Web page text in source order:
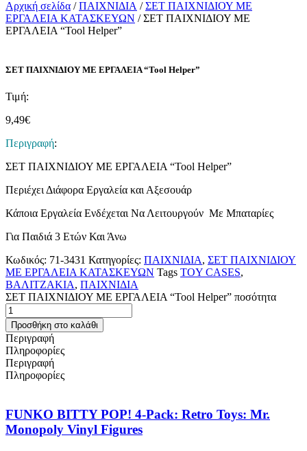
Αρχική σελίδα /ΠΑΙΧΝΙΔΙΑ /ΣΕΤ ΠΑΙΧΝΙΔΙΟΥ ΜΕ
ΕΡΓΑΛΕΙΑ ΚΑΤΑΣΚΕΥΩΝ / ΣΕΤ ΠΑΙΧΝΙΔΙΟΥ ΜΕ
ΕΡΓΑΛΕΙΑ “Tool Helper”
ΣΕΤ ΠΑΙΧΝΙΔΙΟΥ ΜΕ ΕΡΓΑΛΕΙΑ “Tool Helper”
Τιμή:
9,49€
Περιγραφή:
ΣΕΤ ΠΑΙΧΝΙΔΙΟΥ ΜΕ ΕΡΓΑΛΕΙΑ “Tool Helper”
Περιέχει Διάφορα Εργαλεία και Αξεσουάρ
Κάποια Εργαλεία Ενδέχεται Να Λειτουργούν Με Μπαταρίες
Για Παιδιά 3 Ετών Και Άνω
Κωδικός: 71-3431 Κατηγορίες: ΠΑΙΧΝΙΔΙΑ, ΣΕΤ ΠΑΙΧΝΙΔΙΟΥ
ΜΕ ΕΡΓΑΛΕΙΑ ΚΑΤΑΣΚΕΥΩΝ Tags TOY CASES,
ΒΑΛΙΤΖΑΚΙΑ, ΠΑΙΧΝΙΔΙΑ
ΣΕΤ ΠΑΙΧΝΙΔΙΟΥ ΜΕ ΕΡΓΑΛΕΙΑ “Tool Helper” ποσότητα
Προσθήκη στο καλάθι
Περιγραφή
Πληροφορίες
Περιγραφή
Πληροφορίες
FUNKO BITTY POP! 4-Pack: Retro Toys: Mr.
Monopoly Vinyl Figures